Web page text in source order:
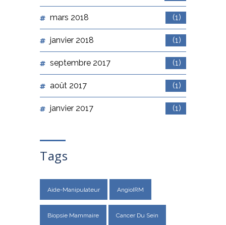
mars 2018 (1)
janvier 2018 (1)
septembre 2017 (1)
août 2017 (1)
janvier 2017 (1)
Tags
Aide-Manipulateur AngioIRM
Biopsie Mammaire Cancer Du Sein